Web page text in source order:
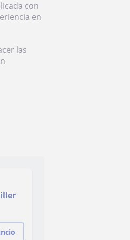
con
en
las